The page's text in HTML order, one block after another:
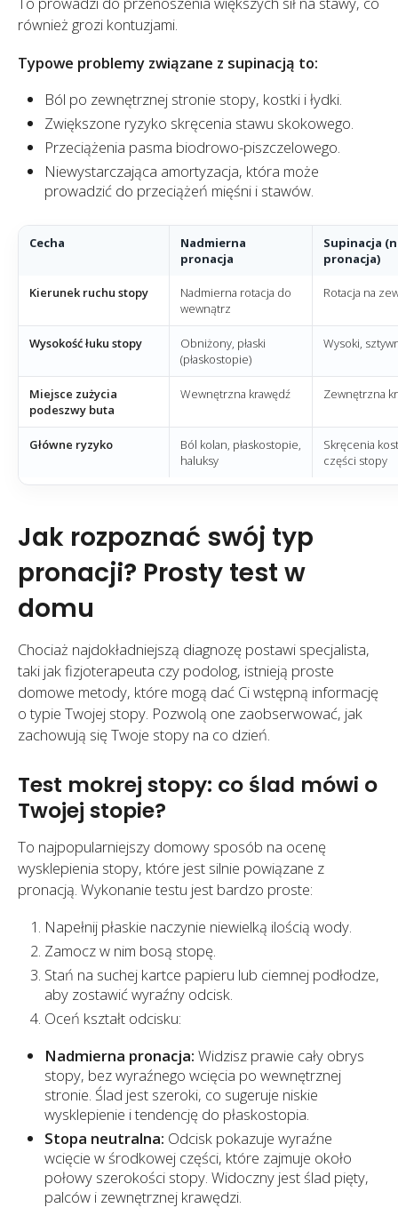
również grozi kontuzjami.
Typowe problemy związane z supinacją to:
Ból po zewnętrznej stronie stopy, kostki i łydki.
Zwiększone ryzyko skręcenia stawu skokowego.
Przeciążenia pasma biodrowo-piszczelowego.
Niewystarczająca amortyzacja, która może
prowadzić do przeciążeń mięśni i stawów.
Cecha
Nadmierna
pronacja
Supinacja
pronacja)
Kierunek ruchu stopy
Nadmierna rotacja do
wewnątrz
Rotacja na
Wysokość łuku stopy
Obniżony, płaski
(płaskostopie)
Wysoki,
Miejsce zużycia
podeszwy buta
Wewnętrzna krawędź Zewnętrzna
Główne ryzyko
Ból kolan, płaskostopie,
haluksy
Skręcenia
części stopy
Jak rozpoznać swój typ
pronacji? Prosty test w
domu
Chociaż najdokładniejszą diagnozę postawi specjalista,
taki jak fizjoterapeuta czy podolog, istnieją proste
domowe metody, które mogą dać Ci wstępną informację
o typie Twojej stopy. Pozwolą one zaobserwować, jak
zachowują się Twoje stopy na co dzień.
Test mokrej stopy: co ślad mówi o
Twojej stopie?
To najpopularniejszy domowy sposób na ocenę
wysklepienia stopy, które jest silnie powiązane z
pronacją. Wykonanie testu jest bardzo proste:
Napełnij płaskie naczynie niewielką ilością wody.
Zamocz w nim bosą stopę.
Stań na suchej kartce papieru lub ciemnej podłodze,
aby zostawić wyraźny odcisk.
Oceń kształt odcisku:
Nadmierna pronacja: Widzisz prawie cały obrys
stopy, bez wyraźnego wcięcia po wewnętrznej
stronie. Ślad jest szeroki, co sugeruje niskie
wysklepienie i tendencję do płaskostopia.
Stopa neutralna: Odcisk pokazuje wyraźne
wcięcie w środkowej części, które zajmuje około
połowy szerokości stopy. Widoczny jest ślad pięty,
palców i zewnętrznej krawędzi.